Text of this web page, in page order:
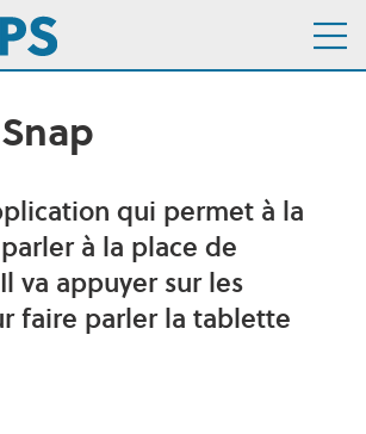
qui permet à la
à la place de
va appuyer sur les
faire parler la tablette